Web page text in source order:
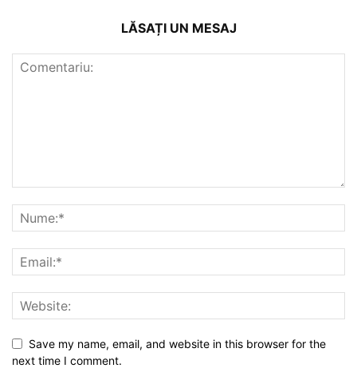
LĂSAȚI UN MESAJ
Save my name, email, and website in this browser for the
next time I comment.